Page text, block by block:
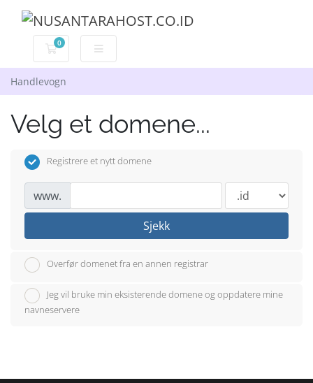
0
Handlevogn
Handlevogn
Velg et domene...
Registrere et nytt domene
www.
Sjekk
Overfør domenet fra en annen registrar
Jeg vil bruke min eksisterende domene og oppdatere mine
navneservere